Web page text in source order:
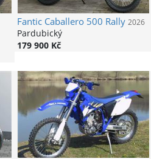
FanticCaballero 500 Rally 2026
Pardubický
179 900 Kč